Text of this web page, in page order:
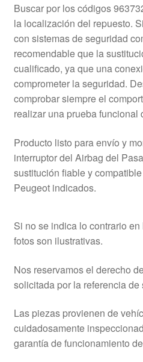
Buscar por los códigos
la localización del repuesto.
con sistemas de seguridad
recomendable que la
cualificado, ya que una
comprometer la seguridad.
comprobar siempre el
realizar una prueba funcional
Producto listo para envío y
interruptor del Airbag del
sustitución fiable y
Peugeot indicados.
Si no se indica lo contrario
fotos son ilustrativas.
Nos reservamos el derecho
solicitada por la referencia
Las piezas provienen de
cuidadosamente
garantía de funcionamiento